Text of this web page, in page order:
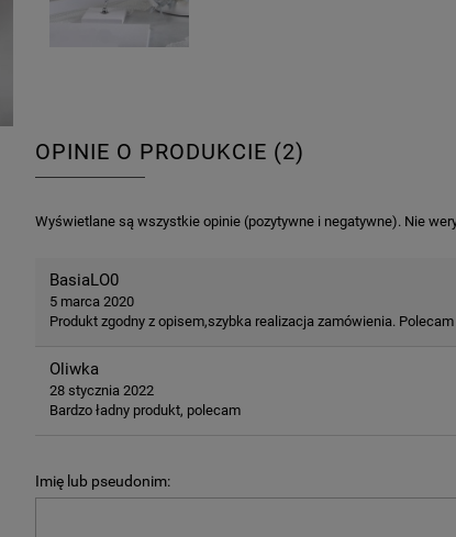
PUDEŁECZKA PODZIĘKOWANIE ZŁOTA
KORONKA KWADRAT 10SZT
Cena regularna:
Najniższa cena:
OPINIE O PRODUKCIE (2)
Wyświetlane są wszystkie opinie (pozytywne i negatywne). Nie
BasiaLO0
5 marca 2020
Produkt zgodny z opisem,szybka realizacja zamówienia.
Oliwka
28 stycznia 2022
Bardzo ładny produkt, polecam
Imię lub pseudonim: